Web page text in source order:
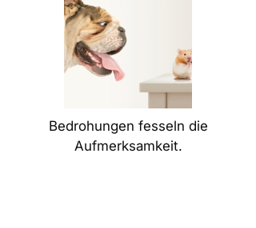
Bedrohungen fesseln die
Aufmerksamkeit.